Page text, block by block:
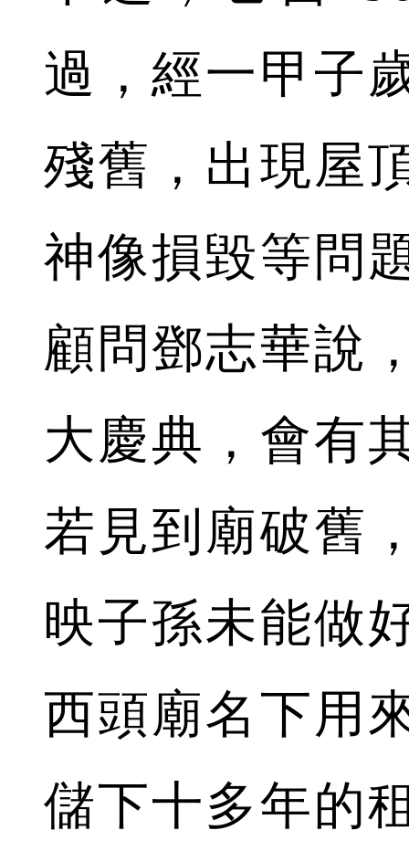
過，經一甲子
殘舊，出現屋
神像損毀等問
顧問鄧志華說
大慶典，會有
若見到廟破舊
映子孫未能做
西頭廟名下用
儲下十多年的